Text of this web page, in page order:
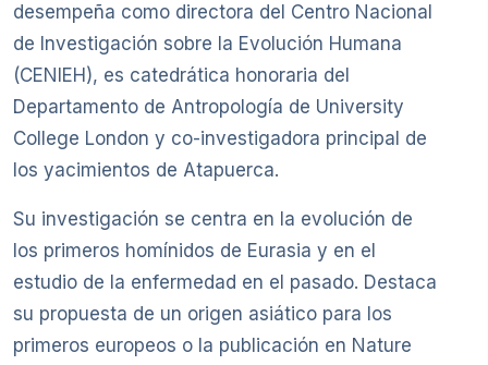
desempeña como directora del Centro Nacional
de Investigación sobre la Evolución Humana
(CENIEH), es catedrática honoraria del
Departamento de Antropología de University
College London y co-investigadora principal de
los yacimientos de Atapuerca.
Su investigación se centra en la evolución de
los primeros homínidos de Eurasia y en el
estudio de la enfermedad en el pasado. Destaca
su propuesta de un origen asiático para los
primeros europeos o la publicación en Nature